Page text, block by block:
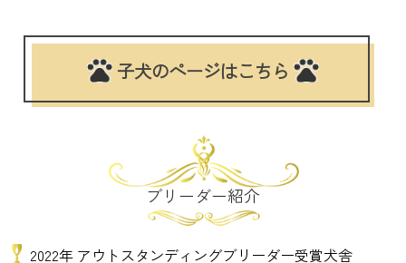
子犬のページはこちら
ブリーダー紹介
2022年 アウトスタンディングブリーダー受賞犬舎